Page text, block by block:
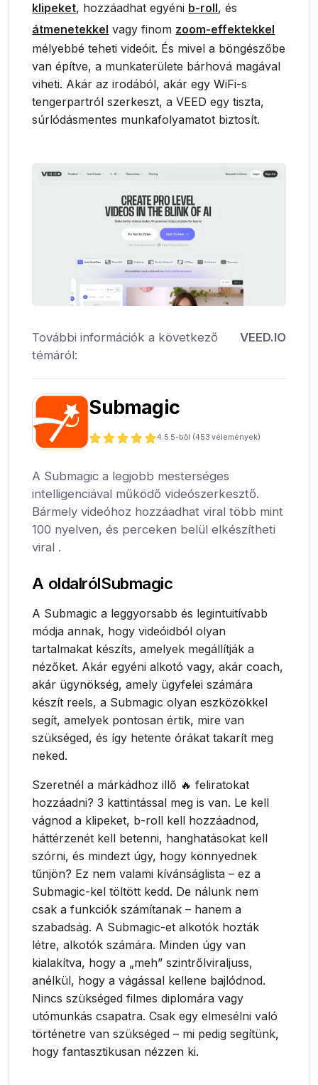
klipeket, hozzáadhat egyéni b-roll, és
átmenetekkel vagy finom zoom-effektekkel
mélyebbé teheti videóit. És mivel a böngészőbe
van építve, a munkaterülete bárhová magával
viheti. Akár az irodából, akár egy WiFi-s
tengerpartról szerkeszt, a VEED egy tiszta,
súrlódásmentes munkafolyamatot biztosít.
További információk a következő
témáról:
VEED.IO
Submagic
4.5 5-ből (453 vélemények)
A Submagic a legjobb mesterséges
intelligenciával működő videószerkesztő.
Bármely videóhoz hozzáadhat viral több mint
100 nyelven, és perceken belül elkészítheti
viral .
A oldalrólSubmagic
A Submagic a leggyorsabb és legintuitívabb
módja annak, hogy videóidból olyan
tartalmakat készíts, amelyek megállítják a
nézőket. Akár egyéni alkotó vagy, akár coach,
akár ügynökség, amely ügyfelei számára
készít reels, a Submagic olyan eszközökkel
segít, amelyek pontosan értik, mire van
szükséged, és így hetente órákat takarít meg
neked.
Szeretnél a márkádhoz illő 🔥 feliratokat
hozzáadni? 3 kattintással meg is van. Le kell
vágnod a klipeket, b-roll kell hozzáadnod,
háttérzenét kell betenni, hanghatásokat kell
szórni, és mindezt úgy, hogy könnyednek
tűnjön? Ez nem valami kívánságlista – ez a
Submagic-kel töltött kedd. De nálunk nem
csak a funkciók számítanak – hanem a
szabadság. A Submagic-et alkotók hozták
létre, alkotók számára. Minden úgy van
kialakítva, hogy a „meh” szintrőlviraljuss,
anélkül, hogy a vágással kellene bajlódnod.
Nincs szükséged filmes diplomára vagy
utómunkás csapatra. Csak egy elmesélni való
történetre van szükséged – mi pedig segítünk,
hogy fantasztikusan nézzen ki.